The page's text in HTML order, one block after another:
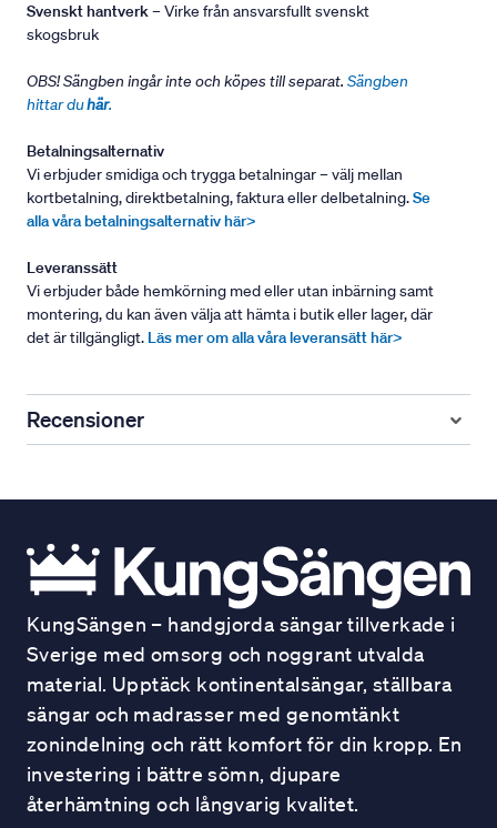
Svenskt hantverk– Virke från ansvarsfullt svenskt
skogsbruk
OBS! Sängben ingår inte och köpes till separat. Sängben
hittar duhär.
Betalningsalternativ
Vi erbjuder smidiga och trygga betalningar – välj mellan
kortbetalning, direktbetalning, faktura eller delbetalning.Se
alla våra betalningsalternativ här>
Leveranssätt
Vi erbjuder både hemkörning med eller utan inbärning samt
montering, du kan även välja att hämta i butik eller lager, där
det är tillgängligt. Läs mer om alla våra leveransätt här>
Recensioner
KungSängen – handgjorda sängar tillverkade i
Sverige med omsorg och noggrant utvalda
material. Upptäck kontinentalsängar, ställbara
sängar och madrasser med genomtänkt
zonindelning och rätt komfort för din kropp. En
investering i bättre sömn, djupare
återhämtning och långvarig kvalitet.